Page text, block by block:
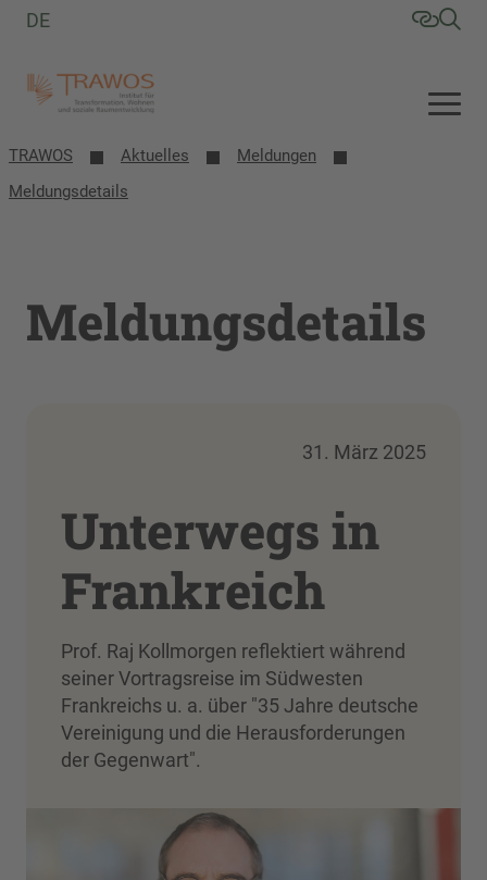
DE
TRAWOS Aktuelles
Meldungen
Meldungsdetails
Meldungsdetails
31. März 2025
Unterwegs in
Frankreich
Prof. Raj Kollmorgen reflektiert während
seiner Vortragsreise im Südwesten
Frankreichs u. a. über "35 Jahre deutsche
Vereinigung und die Herausforderungen
der Gegenwart".